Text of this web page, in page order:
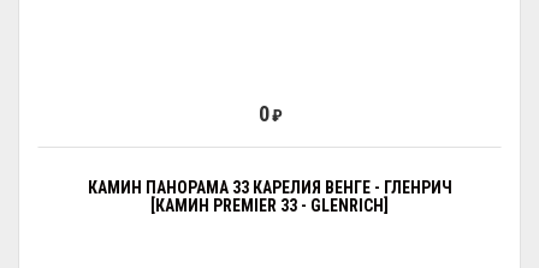
0₽
КАМИН ПАНОРАМА 33 КАРЕЛИЯ ВЕНГЕ - ГЛЕНРИЧ
[КАМИН PREMIER 33 - GLENRICH]